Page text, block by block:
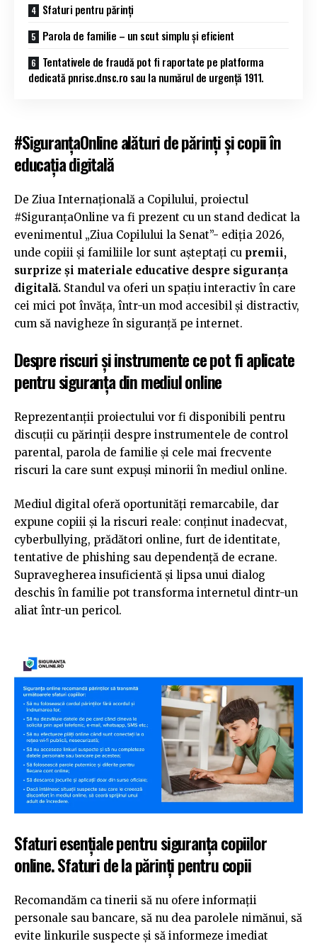
Sfaturi pentru părinți
Parola de familie – un scut simplu și eficient
Tentativele de fraudă pot fi raportate pe platforma
dedicată pnrisc.dnsc.ro sau la numărul de urgență 1911.
#SiguranțaOnline alături de părinţi şi copii în
educaţia digitală
De Ziua Internațională a Copilului, proiectul
#SiguranțaOnline va fi prezent cu un stand dedicat la
evenimentul „Ziua Copilului la Senat”- ediția 2026,
unde copiii și familiile lor sunt așteptați cu premii,
surprize și materiale educative despre siguranța
digitală. Standul va oferi un spațiu interactiv în care
cei mici pot învăța, într-un mod accesibil și distractiv,
cum să navigheze în siguranță pe internet.
Despre riscuri şi instrumente ce pot fi aplicate
pentru siguranţa din mediul online
Reprezentanții proiectului vor fi disponibili pentru
discuții cu părinții despre instrumentele de control
parental, parola de familie și cele mai frecvente
riscuri la care sunt expuși minorii în mediul online.
Mediul digital oferă oportunități remarcabile, dar
expune copiii și la riscuri reale: conținut inadecvat,
cyberbullying, prădători online, furt de identitate,
tentative de phishing sau dependență de ecrane.
Supravegherea insuficientă şi lipsa unui dialog
deschis în familie pot transforma internetul dintr-un
aliat într-un pericol.
Sfaturi esențiale pentru siguranța copiilor
online. Sfaturi de la părinți pentru copii
Recomandăm ca tinerii să nu ofere informații
personale sau bancare, să nu dea parolele nimănui, să
evite linkurile suspecte și să informeze imediat